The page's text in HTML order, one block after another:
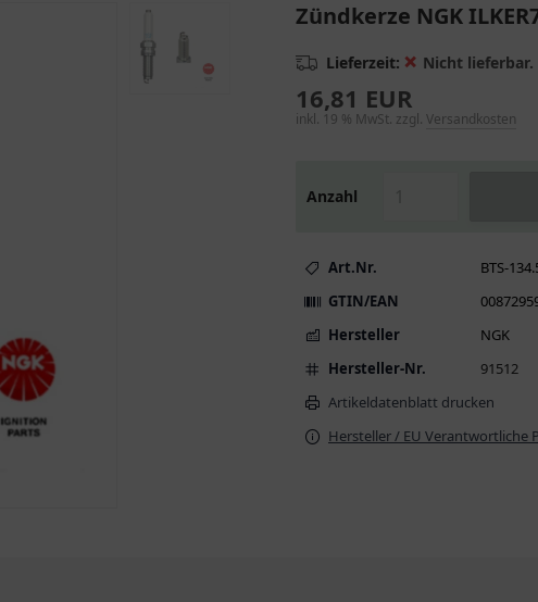
Zündkerze NGK
Lieferzeit: ❌ Nicht lieferbar.
16,81 EUR
inkl. 19 % MwSt. zzgl. Versandkosten
Anzahl
Art.Nr.
BTS-
GTIN/EAN
Hersteller
NGK
Hersteller-Nr.
91512
Artikeldatenblatt drucken
Hersteller / EU Verantwortliche